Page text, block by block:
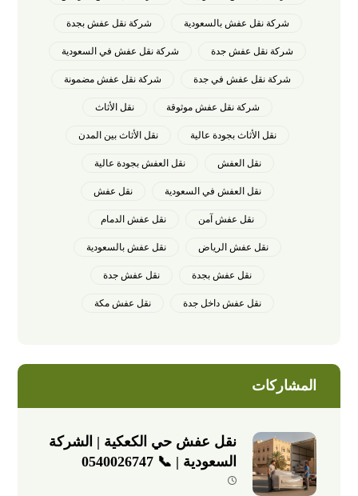
شركة نقل عفش بالسعودية شركة نقل عفش بجدة
شركة نقل عفش جدة شركة نقل عفش في السعودية
شركة نقل عفش في جدة شركة نقل عفش مضمونة
شركة نقل عفش موثوقة نقل الأثاث
نقل الأثاث بجودة عالية نقل الأثاث بين المدن
نقل العفش نقل العفش بجودة عالية
نقل العفش في السعودية نقل عفش
نقل عفش آمن نقل عفش الدمام
نقل عفش الرياض نقل عفش بالسعودية
نقل عفش بجدة نقل عفش جدة
نقل عفش داخل جدة نقل عفش مكة
المشاركات
نقل عفش حي الكعكية | الشركة
السعودية | 📞 0540026747